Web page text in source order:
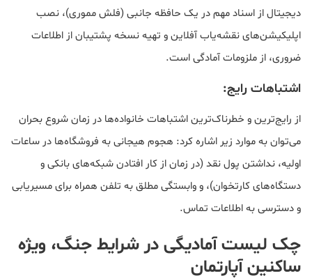
دیجیتال از اسناد مهم در یک حافظه جانبی (فلش مموری)، نصب
اپلیکیشن‌های نقشه‌یاب آفلاین و تهیه نسخه پشتیبان از اطلاعات
ضروری، از ملزومات آمادگی است.
اشتباهات رایج:
از رایج‌ترین و خطرناک‌ترین اشتباهات خانواده‌ها در زمان شروع بحران
می‌توان به موارد زیر اشاره کرد: هجوم هیجانی به فروشگاه‌ها در ساعات
اولیه، نداشتن پول نقد (در زمان از کار افتادن شبکه‌های بانکی و
دستگاه‌های کارتخوان)، و وابستگی مطلق به تلفن همراه برای مسیریابی
و دسترسی به اطلاعات تماس.
چک لیست آمادیگی در شرایط جنگ، ویژه
ساکنین آپارتمان